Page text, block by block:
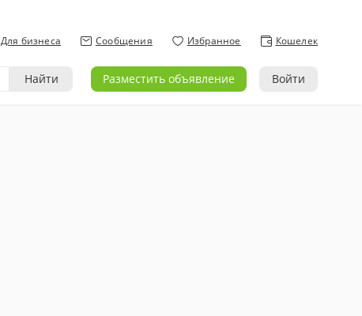
Для бизнеса Сообщения Избранное Кошелек
Найти Разместить объявление Войти